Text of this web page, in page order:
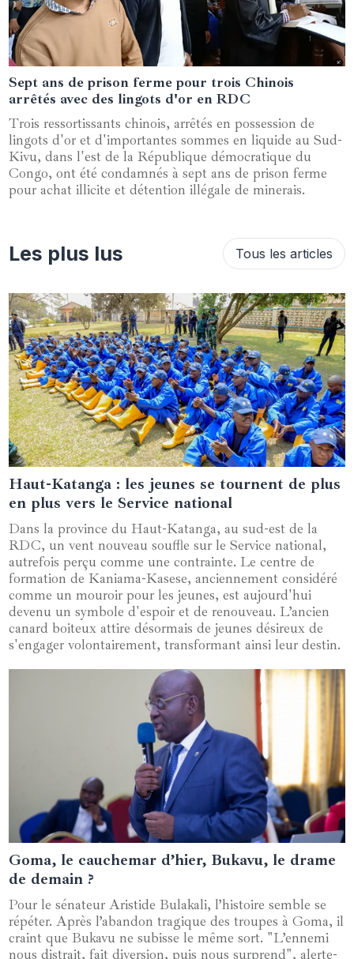
16 janvier 2025
Sept ans de prison ferme pour trois Chinois
arrêtés avec des lingots d'or en RDC
Trois ressortissants chinois, arrêtés en possession de
lingots d'or et d'importantes sommes en liquide au Sud-
Kivu, dans l'est de la République démocratique du
Congo, ont été condamnés à sept ans de prison ferme
pour achat illicite et détention illégale de minerais.
Les plus lus Tous les articles
26 septembre 2024
Haut-Katanga : les jeunes se tournent de plus
en plus vers le Service national
Dans la province du Haut-Katanga, au sud-est de la
RDC, un vent nouveau souffle sur le Service national,
autrefois perçu comme une contrainte. Le centre de
formation de Kaniama-Kasese, anciennement considéré
comme un mouroir pour les jeunes, est aujourd'hui
devenu un symbole d'espoir et de renouveau. L’ancien
canard boiteux attire désormais de jeunes désireux de
s'engager volontairement, transformant ainsi leur destin.
01 février 2025
Goma, le cauchemar d’hier, Bukavu, le drame
de demain ?
Pour le sénateur Aristide Bulakali, l’histoire semble se
répéter. Après l’abandon tragique des troupes à Goma, il
craint que Bukavu ne subisse le même sort. "L’ennemi
nous distrait, fait diversion, puis nous surprend", alerte-